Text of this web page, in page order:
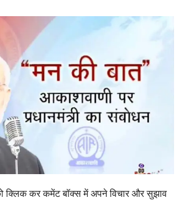
क्लिक कर कमेंट बॉक्स में अपने विचार और सुझाव